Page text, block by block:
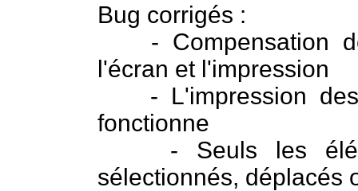
Bug corrigés :
- Compensation
l'écran et l'impression
- L'impression des
fonctionne
- Seuls les
sélectionnés, déplacés